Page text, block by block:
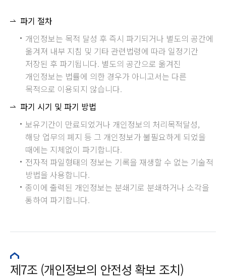
파기 절차
개인정보는 목적 달성 후 즉시 파기되거나 별도의 공간에
옮겨져 내부 지침 및 기타 관련법령에 따라 일정기간
저장된 후 파기됩니다. 별도의 공간으로 옮겨진
개인정보는 법률에 의한 경우가 아니고서는 다른
목적으로 이용되지 않습니다.
파기 시기 및 파기 방법
보유기간이 만료되었거나 개인정보의 처리목적달성,
해당 업무의 폐지 등 그 개인정보가 불필요하게 되었을
때에는 지체없이 파기합니다.
전자적 파일형태의 정보는 기록을 재생할 수 없는 기술적
방법을 사용합니다.
종이에 출력된 개인정보는 분쇄기로 분쇄하거나 소각을
통하여 파기합니다.
제7조 (개인정보의 안전성 확보 조치)